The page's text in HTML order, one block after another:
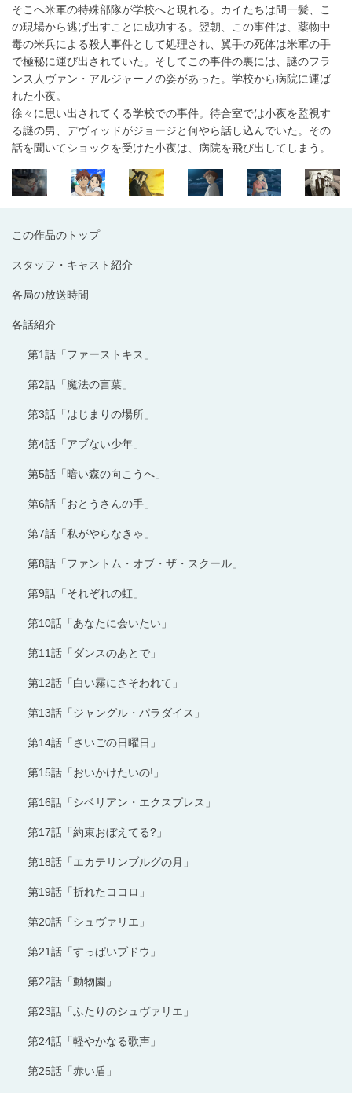
この作品のトップ
スタッフ・キャスト紹介
各局の放送時間
各話紹介
第1話「ファーストキス」
第2話「魔法の言葉」
第3話「はじまりの場所」
第4話「アブない少年」
第5話「暗い森の向こうへ」
第6話「おとうさんの手」
第7話「私がやらなきゃ」
第8話「ファントム・オブ・ザ・スクール」
第9話「それぞれの虹」
第10話「あなたに会いたい」
第11話「ダンスのあとで」
第12話「白い霧にさそわれて」
第13話「ジャングル・パラダイス」
第14話「さいごの日曜日」
第15話「おいかけたいの!」
第16話「シベリアン・エクスプレス」
第17話「約束おぼえてる?」
第18話「エカテリンブルグの月」
第19話「折れたココロ」
第20話「シュヴァリエ」
第21話「すっぱいブドウ」
第22話「動物園」
第23話「ふたりのシュヴァリエ」
第24話「軽やかなる歌声」
第25話「赤い盾」
そこへ米軍の特殊部隊が学校へと現れる。カイたちは間一髪、こ
の現場から逃げ出すことに成功する。翌朝、この事件は、薬物中
毒の米兵による殺人事件として処理され、翼手の死体は米軍の手
で極秘に運び出されていた。そしてこの事件の裏には、謎のフラ
ンス人ヴァン・アルジャーノの姿があった。学校から病院に運ば
れた小夜。
徐々に思い出されてくる学校での事件。待合室では小夜を監視す
る謎の男、デヴィッドがジョージと何やら話し込んでいた。その
話を聞いてショックを受けた小夜は、病院を飛び出してしまう。